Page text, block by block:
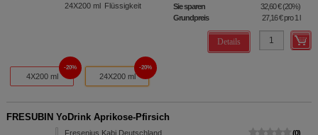
24X200 ml Flüssigkeit Sie sparen 32,60 €(20%)
Grundpreis
27,16 €pro 1 l
Details
4X200 ml
20%
24X200 ml
20%
FRESUBIN YoDrink Aprikose-Pfirsich
Fresenius Kabi Deutschland
0